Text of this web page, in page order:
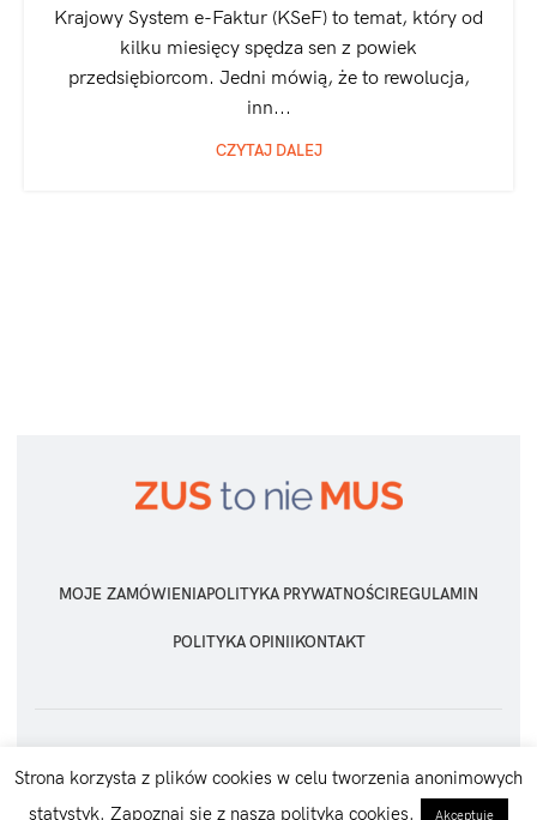
Krajowy System e-Faktur (KSeF) to temat, który od
kilku miesięcy spędza sen z powiek
przedsiębiorcom. Jedni mówią, że to rewolucja,
inn...
CZYTAJ DALEJ
MOJE ZAMÓWIENIAPOLITYKA PRYWATNOŚCI REGULAMIN
POLITYKA OPINII KONTAKT
Strona korzysta z plików cookies w celu tworzenia anonimowych
statystyk. Zapoznaj się z naszą polityką cookies.
Akceptuję